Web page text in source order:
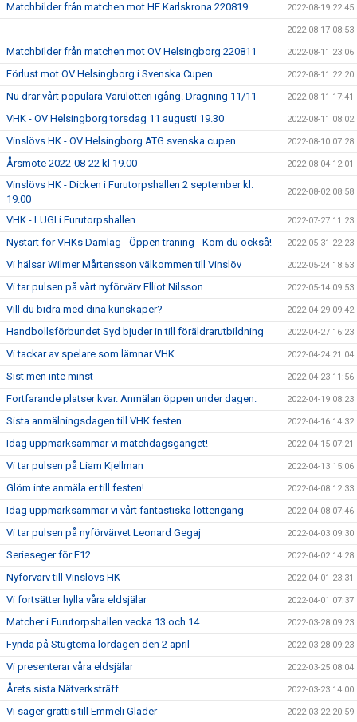
Matchbilder från matchen mot HF Karlskrona 220819 2022-08-19 22:45
2022-08-17 08:53
Matchbilder från matchen mot OV Helsingborg 220811 2022-08-11 23:06
Förlust mot OV Helsingborg i Svenska Cupen 2022-08-11 22:20
Nu drar vårt populära Varulotteri igång. Dragning 11/11 2022-08-11 17:41
VHK - OV Helsingborg torsdag 11 augusti 19.30 2022-08-11 08:02
Vinslövs HK - OV Helsingborg ATG svenska cupen 2022-08-10 07:28
Årsmöte 2022-08-22 kl 19.00 2022-08-04 12:01
Vinslövs HK - Dicken i Furutorpshallen 2 september kl.
19.00
2022-08-02 08:58
VHK - LUGI i Furutorpshallen 2022-07-27 11:23
Nystart för VHKs Damlag - Öppen träning - Kom du också! 2022-05-31 22:23
Vi hälsar Wilmer Mårtensson välkommen till Vinslöv 2022-05-24 18:53
Vi tar pulsen på vårt nyförvärv Elliot Nilsson 2022-05-14 09:53
Vill du bidra med dina kunskaper? 2022-04-29 09:42
Handbollsförbundet Syd bjuder in till föräldrarutbildning 2022-04-27 16:23
Vi tackar av spelare som lämnar VHK 2022-04-24 21:04
Sist men inte minst 2022-04-23 11:56
Fortfarande platser kvar. Anmälan öppen under dagen. 2022-04-19 08:23
Sista anmälningsdagen till VHK festen 2022-04-16 14:32
Idag uppmärksammar vi matchdagsgänget! 2022-04-15 07:21
Vi tar pulsen på Liam Kjellman 2022-04-13 15:06
Glöm inte anmäla er till festen! 2022-04-08 12:33
Idag uppmärksammar vi vårt fantastiska lotterigäng 2022-04-08 07:46
Vi tar pulsen på nyförvärvet Leonard Gegaj 2022-04-03 09:30
Serieseger för F12 2022-04-02 14:28
Nyförvärv till Vinslövs HK 2022-04-01 23:31
Vi fortsätter hylla våra eldsjälar 2022-04-01 07:37
Matcher i Furutorpshallen vecka 13 och 14 2022-03-28 09:23
Fynda på Stugtema lördagen den 2 april 2022-03-28 09:23
Vi presenterar våra eldsjälar 2022-03-25 08:04
Årets sista Nätverksträff 2022-03-23 14:00
Vi säger grattis till Emmeli Glader 2022-03-22 20:59